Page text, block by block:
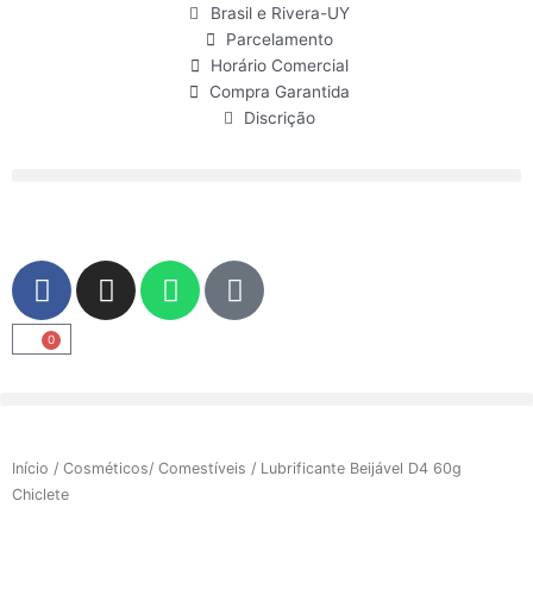
Brasil e Rivera-UY
Parcelamento
Horário Comercial
Compra Garantida
Discrição
F
a
c
e
o
k
I
n
r
a
W
h
p
U
s
0
Carrinho
Início / Cosméticos/ Comestíveis / Lubrificante Beijável D4 60g
Chiclete